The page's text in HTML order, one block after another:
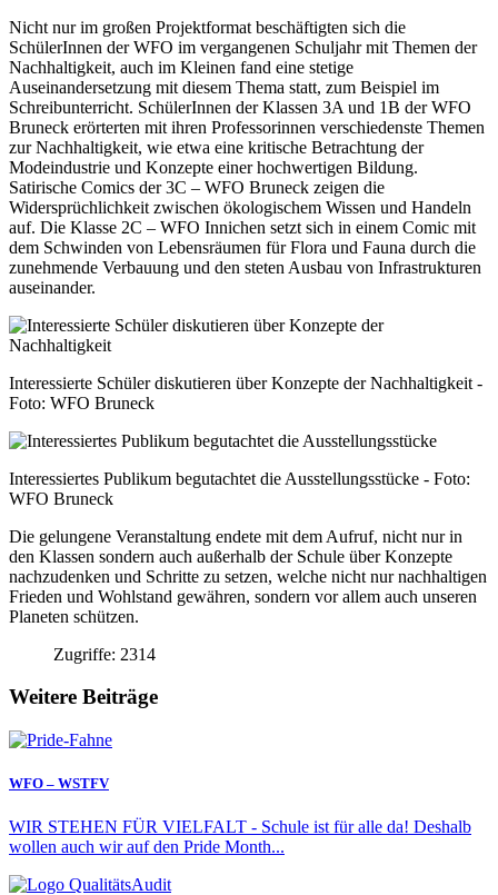
Nicht nur im großen Projektformat beschäftigten sich die
SchülerInnen der WFO im vergangenen Schuljahr mit Themen der
Nachhaltigkeit, auch im Kleinen fand eine stetige
Auseinandersetzung mit diesem Thema statt, zum Beispiel im
Schreibunterricht. SchülerInnen der Klassen 3A und 1B der WFO
Bruneck erörterten mit ihren Professorinnen verschiedenste Themen
zur Nachhaltigkeit, wie etwa eine kritische Betrachtung der
Modeindustrie und Konzepte einer hochwertigen Bildung.
Satirische Comics der 3C – WFO Bruneck zeigen die
Widersprüchlichkeit zwischen ökologischem Wissen und Handeln
auf. Die Klasse 2C – WFO Innichen setzt sich in einem Comic mit
dem Schwinden von Lebensräumen für Flora und Fauna durch die
zunehmende Verbauung und den steten Ausbau von Infrastrukturen
auseinander.
Interessierte Schüler diskutieren über Konzepte der Nachhaltigkeit -
Foto: WFO Bruneck
Interessiertes Publikum begutachtet die Ausstellungsstücke - Foto:
WFO Bruneck
Die gelungene Veranstaltung endete mit dem Aufruf, nicht nur in
den Klassen sondern auch außerhalb der Schule über Konzepte
nachzudenken und Schritte zu setzen, welche nicht nur nachhaltigen
Frieden und Wohlstand gewähren, sondern vor allem auch unseren
Planeten schützen.
Zugriffe: 2314
Weitere Beiträge
WFO – WSTFV
WIR STEHEN FÜR VIELFALT - Schule ist für alle da! Deshalb
wollen auch wir auf den Pride Month...